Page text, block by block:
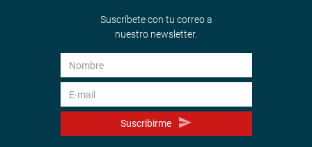
Suscríbete con tu correo a
nuestro newsletter.
Suscribirme